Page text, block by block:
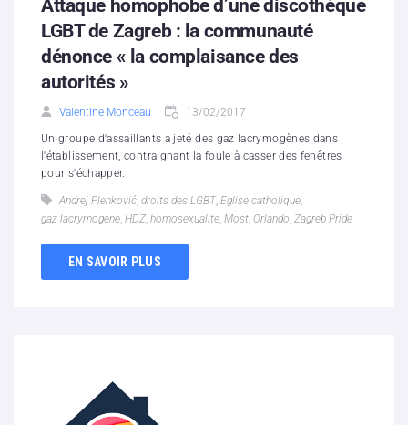
Attaque homophobe d’une discothèque
LGBT de Zagreb : la communauté
dénonce « la complaisance des
autorités »
Valentine Monceau 13/02/2017
Un groupe d'assaillants a jeté des gaz lacrymogènes dans
l'établissement, contraignant la foule à casser des fenêtres
pour s'échapper.
Andrej Plenković, droits des LGBT, Eglise catholique,
gaz lacrymogène, HDZ, homosexualite, Most, Orlando, Zagreb Pride
EN SAVOIR PLUS